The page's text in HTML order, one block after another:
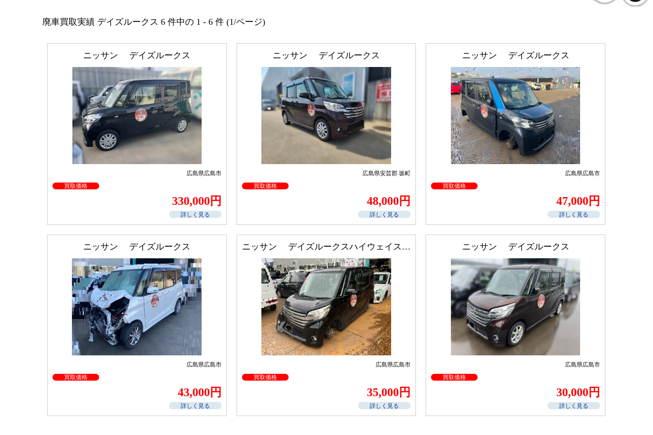
廃車買取実績 デイズルークス 6 件中の 1 - 6 件 (1/ページ)
ニッサン デイズルークス
広島県広島市
買取価格
330,000円
詳しく見る
ニッサン デイズルークス
広島県安芸郡 坂町
買取価格
48,000円
詳しく見る
ニッサン デイズルークス
広島県広島市
買取価格
47,000円
詳しく見る
ニッサン デイズルークス
広島県広島市
買取価格
43,000円
詳しく見る
ニッサン デイズルークスハイウェイスター
広島県広島市
買取価格
35,000円
詳しく見る
ニッサン デイズルークス
広島県広島市
買取価格
30,000円
詳しく見る